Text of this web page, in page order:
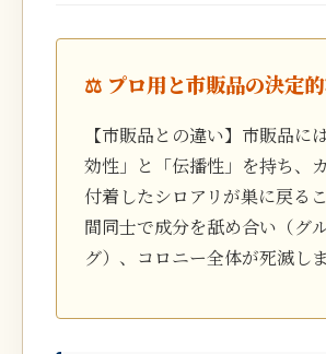
⚖️ プロ用と市販品の決定
【市販品との違い】市販品に
効性」と「伝播性」を持ち、
付着したシロアリが巣に戻る
間同士で成分を舐め合い（グ
グ）、コロニー全体が死滅しま